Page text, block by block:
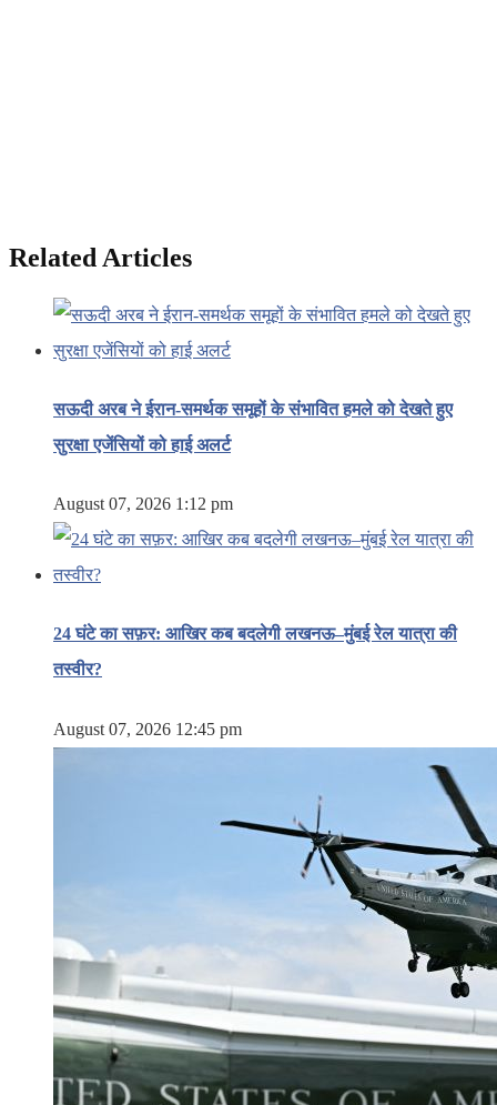
Related Articles
सऊदी अरब ने ईरान-समर्थक समूहों के संभावित हमले को देखते हुए
सुरक्षा एजेंसियों को हाई अलर्ट
August 07, 2026 1:12 pm
24 घंटे का सफ़र: आखिर कब बदलेगी लखनऊ–मुंबई रेल यात्रा की
तस्वीर?
August 07, 2026 12:45 pm